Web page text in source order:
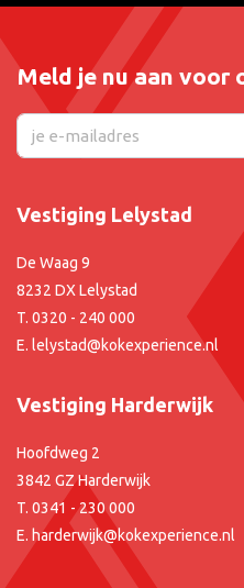
Meld je nu aan voor
Vestiging Lelystad
De Waag 9
8232 DX Lelystad
T. 0320 - 240 000
E. lelystad@kokexperience.nl
Vestiging Harderwijk
Hoofdweg 2
3842 GZ Harderwijk
T. 0341 - 230 000
E. harderwijk@kokexperience.nl